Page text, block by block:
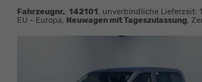
Fahrzeugnr.: 142101 , unverbindliche Lieferzeit:
EU - Europa, Neuwagen mit Tageszulassung,